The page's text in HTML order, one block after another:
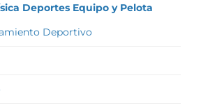
Deportes Equipo y Pelota
Deportivo